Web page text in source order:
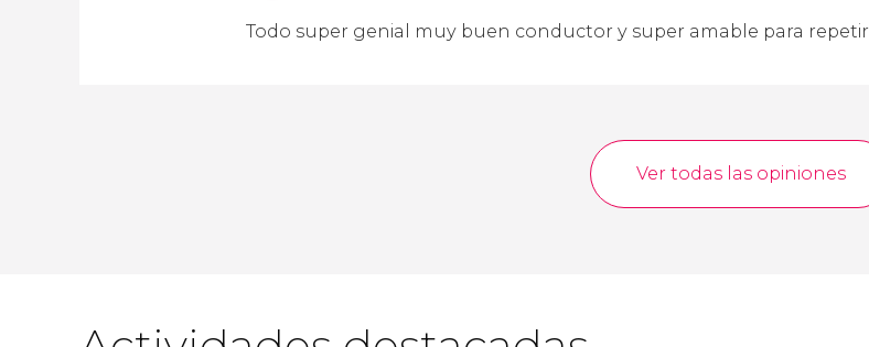
Todo super genial muy buen conductor y super amable para repetir
Ver todas las opiniones